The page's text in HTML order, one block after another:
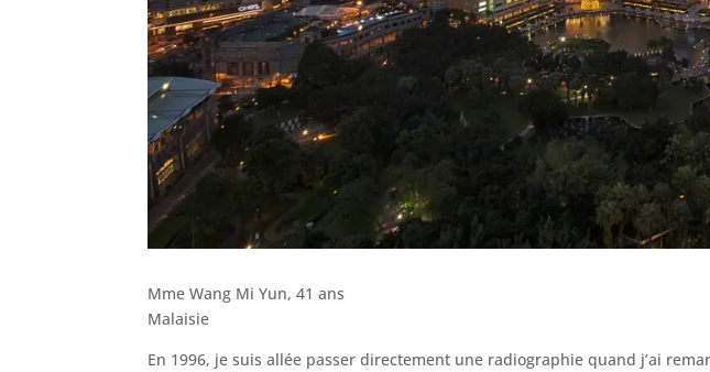
Mme Wang Mi Yun, 41 ans
Malaisie
En 1996, je suis allée passer directement une radiographie quand j’ai